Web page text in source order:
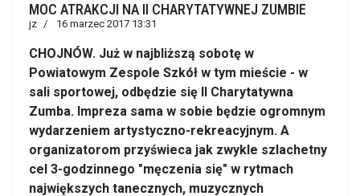
MOC ATRAKCJI NA II CHARYTATYWNEJ ZUMBIE
jz 16 marzec 2017 13:31
CHOJNÓW. Już w najbliższą sobotę w
Powiatowym Zespole Szkół w tym mieście - w
sali sportowej, odbędzie się II Charytatywna
Zumba. Impreza sama w sobie będzie ogromnym
wydarzeniem artystyczno-rekreacyjnym. A
organizatorom przyświeca jak zwykle szlachetny
cel 3-godzinnego "męczenia się" w rytmach
największych tanecznych, muzycznych